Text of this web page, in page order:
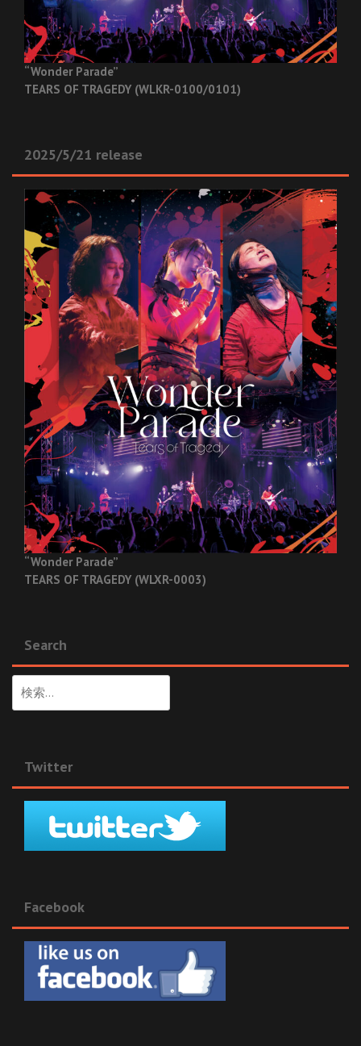
“Wonder Parade”
TEARS OF TRAGEDY (WLKR-0100/0101)
2025/5/21 release
“Wonder Parade”
TEARS OF TRAGEDY (WLXR-0003)
Search
索:
Twitter
Facebook